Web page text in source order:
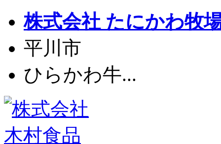
株式会社 たにかわ牧
平川市
ひらかわ牛...